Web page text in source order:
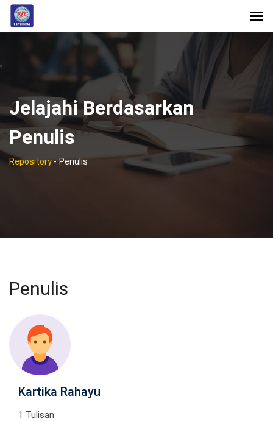
Jelajahi Berdasarkan
Penulis
Repository- Penulis
Penulis
Kartika Rahayu
1 Tulisan